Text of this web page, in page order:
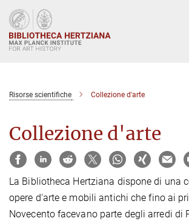
Main-
Content
Risorse scientifiche Collezione d'arte
Collezione d'arte
La Bibliotheca Hertziana dispone di una
opere d'arte e mobili antichi che fino ai
Novecento facevano parte degli arredi di